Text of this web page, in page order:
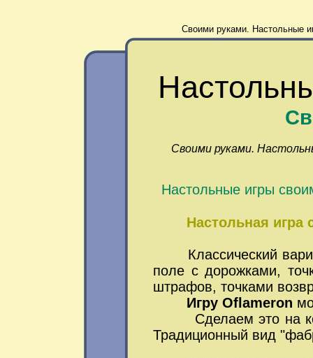
Своими руками. Настольные
Своими руками.
Настольные игры
Настольная игра
Классический
поле с дорожками,
штрафов, точками
Игру Oflameron
Сделаем это на
Традиционный вид